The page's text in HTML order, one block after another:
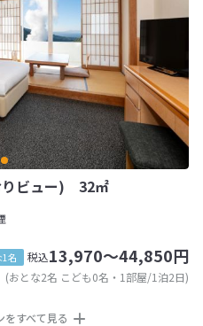
ビュー) 32㎡
1名 税込13,970～44,850円
(おとな2名 こども0名・1部屋/1泊2日)
をすべて見る